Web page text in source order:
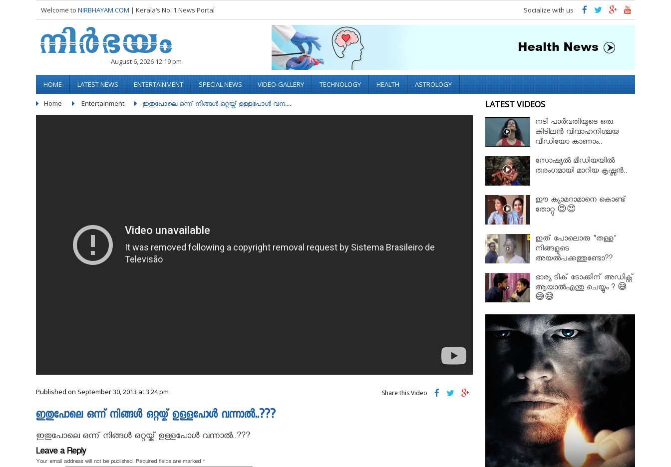
Welcome to NIRBHAYAM.COM | Kerala’s No. 1 News Portal Socialize with us
August 6, 2026 12:19 pm
HOME LATEST NEWS ENTERTAINMENT SPECIAL NEWS VIDEO-GALLERY TECHNOLOGY HEALTH ASTROLOGY
Home Entertainment ഇതുപോലെ ഒന്ന് നിങ്ങൾ ഒറ്റയ്ക് ഉള്ളപോൾ വന....
Published on September 30, 2013 at 3:24 pm Share this Video
ഇതുപോലെ ഒന്ന് നിങ്ങൾ ഒറ്റയ്ക് ഉള്ളപോൾ വന്നാൽ..???
ഇതുപോലെ ഒന്ന് നിങ്ങൾ ഒറ്റയ്ക് ഉള്ളപോൾ വന്നാൽ..???
Leave a Reply
Your email address will not be published. Required fields are marked *
LATEST VIDEOS
നടി പാർവതിയുടെ ഒരു
കിടിലൻ വിവാഹനിശ്ചയ
വീഡിയോ കാണാം..
സോഷ്യൽ മീഡിയയിൽ
തരംഗമായി മാറിയ കൃഷ്ണൻ..
ഈ ക്യാമറാമാനെ കൊണ്ട്
തോറ്റു 😍😍
ഇത് പോലൊരു "തള്ള"
നിങ്ങളുടെ
അയല്‍പക്കത്തുണ്ടോ??
ഭാര്യ ടിക് ടോക്കിന് അഡിക്റ്റ്
ആയാൽഎന്തു ചെയ്യും ? 😅
😅😅